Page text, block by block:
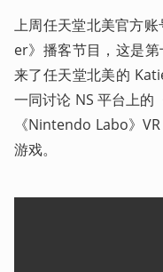
上周任天堂北美官方
er》播客节目，这是
来了任天堂北美的
一同讨论 NS 平台上
《Nintendo Labo》
游戏。